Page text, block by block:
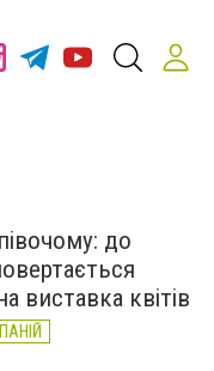
до
виставка квітів